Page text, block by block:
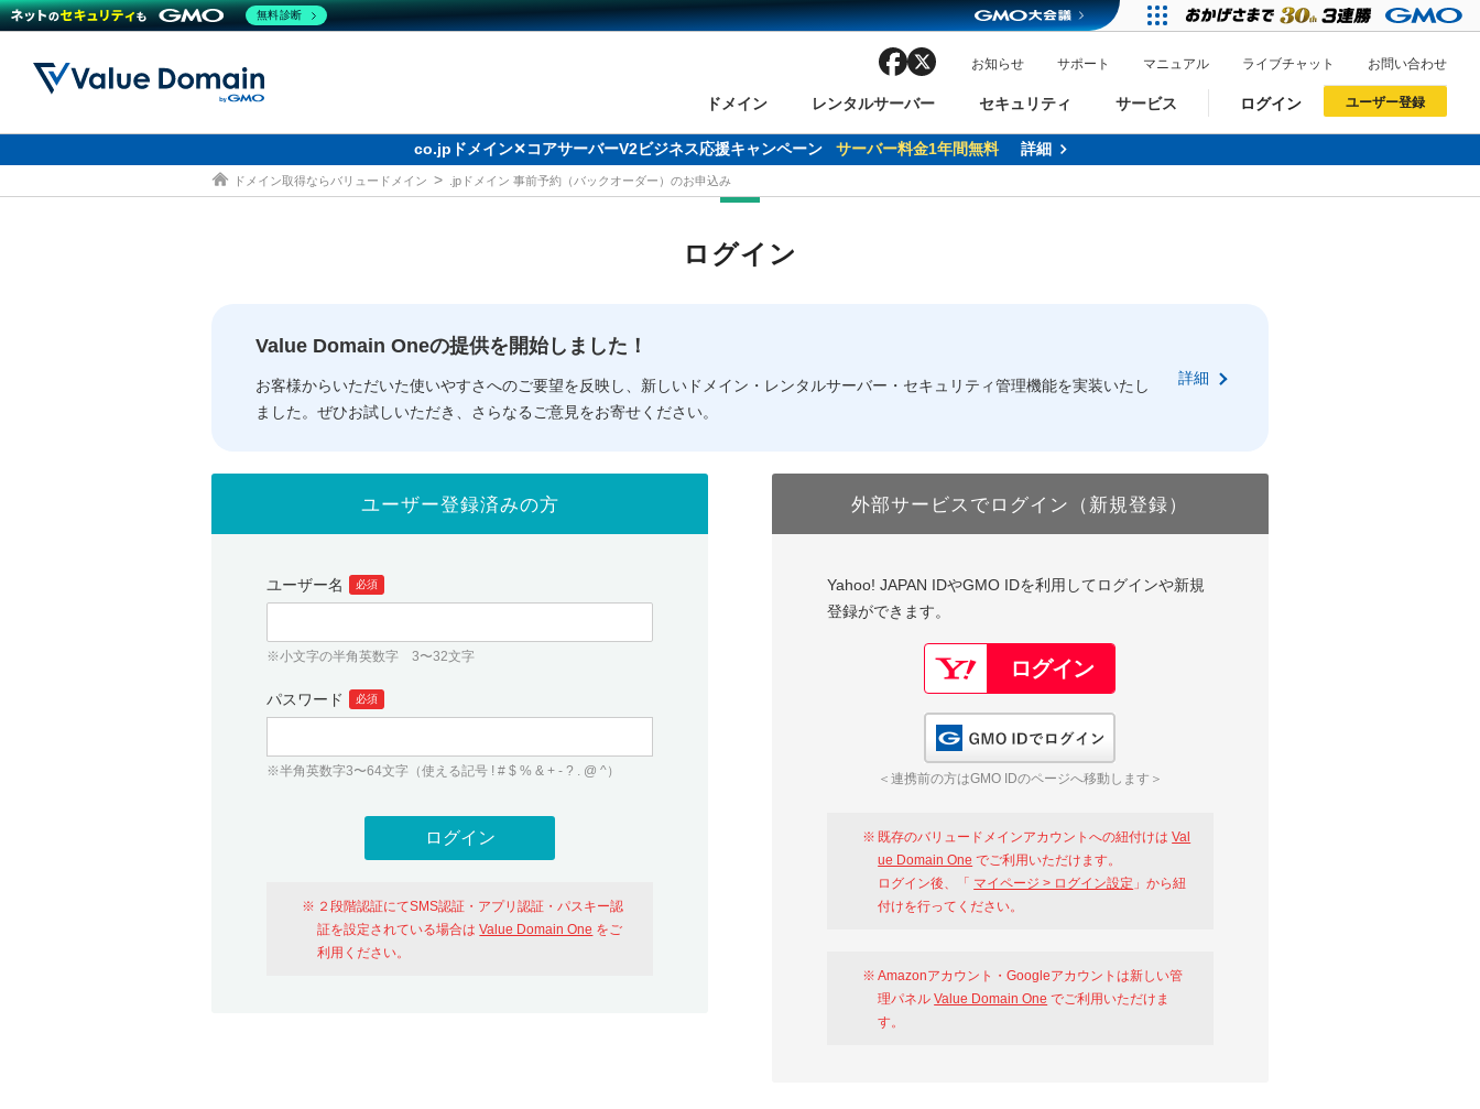
ドメイン
ドメイン ドメイン検索
ドメイン一括検索
人気ドメインの種類 WHOIS検索
レンタルサーバー
レンタルサーバー コアサーバー
セキュリティ
セキュリティ Value Domain ネットde診断
サービス
サービス お得意様割引
バリュードメインAPI
facebook お知らせ サポート マニュアル ライブチャット お問い合わせ
ログイン
従来のバリュードメインをご利用希望の方 おすすめ One レンタルサーバーを含む最新の機能を使う方
以下でもログイン可能
ユーザー登録
従来のバリュードメインをご利用希望の方 おすすめ One レンタルサーバーを含む最新の機能を使う方
以下でも登録可能
co.jpドメイン✕コアサーバーV2ビジネス応援キャンペーン サーバー料金1年間無料 詳細
ドメイン取得ならバリュードメイン .jpドメイン 事前予約（バックオーダー）のお申込み
ログイン
Value Domain Oneの提供を開始しました！
お客様からいただいた使いやすさへのご要望を反映し、新しいドメイン・レンタルサーバー・セキュリティ管理機能を実装いたし
ました。ぜひお試しいただき、さらなるご意見をお寄せください。
詳細
ユーザー登録済みの方
ユーザー名 必須
※小文字の半角英数字 3〜32文字
パスワード 必須
※半角英数字3〜64文字（使える記号 ! # $ % & + - ? . @ ^）
２段階認証にてSMS認証・アプリ認証・パスキー認
証を設定されている場合はValue Domain One をご
利用ください。
外部サービスでログイン（新規登録）
Yahoo! JAPAN IDやGMO IDを利用してログインや新規
登録ができます。
＜連携前の方はGMO IDのページへ移動します＞
既存のバリュードメインアカウントへの紐付けはVal
ue Domain One でご利用いただけます。
ログイン後、「 マイページ > ログイン設定 」から紐
付けを行ってください。
Amazonアカウント・Googleアカウントは新しい管
理パネルValue Domain One でご利用いただけま
す。
無料診断